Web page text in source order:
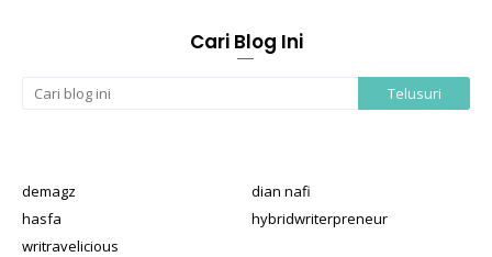
Cari Blog Ini
demagz
dian nafi
hasfa
hybridwriterpreneur
writravelicious